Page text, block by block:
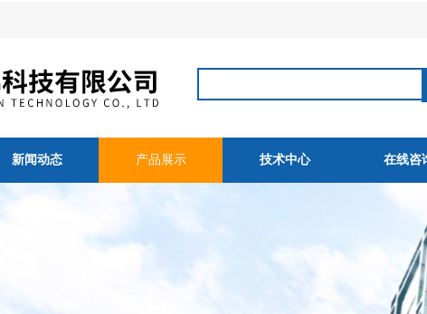
新闻动态 产品展示 技术中心 在线咨